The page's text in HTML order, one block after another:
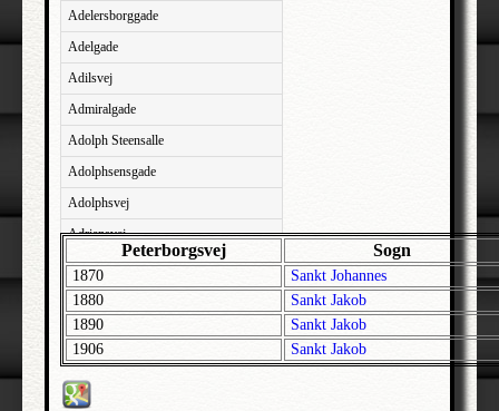
Adelersborggade
Adelgade
Adilsvej
Admiralgade
Adolph Steensalle
Adolphsensgade
Adolphsvej
Adriansvej
Aftenbakken
Agavevej
Agerlandsvej
Agermosen
Agerskovvej
Peterborgsvej Sogn
1870
Sankt Johannes
1880
Sankt Jakob
1890
Sankt Jakob
1906
Sankt Jakob